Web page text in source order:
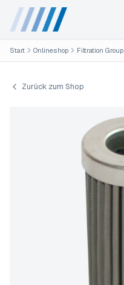
Start Onlineshop Filtration Group
Zurück zum Shop